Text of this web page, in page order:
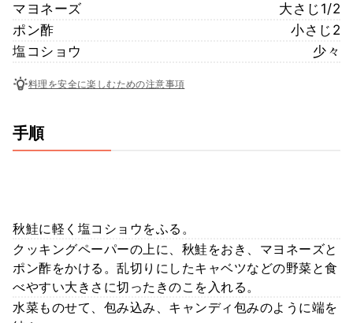
マヨネーズ
大さじ1/2
ポン酢
小さじ2
塩コショウ
少々
料理を安全に楽しむための注意事項
手順
秋鮭に軽く塩コショウをふる。
クッキングペーパーの上に、秋鮭をおき、マヨネーズと
ポン酢をかける。乱切りにしたキャベツなどの野菜と食
べやすい大きさに切ったきのこを入れる。
水菜ものせて、包み込み、キャンディ包みのように端を